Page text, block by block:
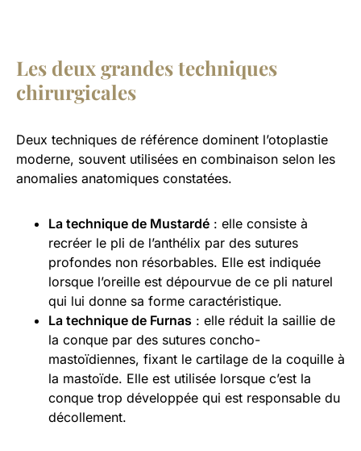
Les deux grandes techniques
chirurgicales
Deux techniques de référence dominent l’otoplastie
moderne, souvent utilisées en combinaison selon les
anomalies anatomiques constatées.
La technique de Mustardé : elle consiste à
recréer le pli de l’anthélix par des sutures
profondes non résorbables. Elle est indiquée
lorsque l’oreille est dépourvue de ce pli naturel
qui lui donne sa forme caractéristique.
La technique de Furnas : elle réduit la saillie de
la conque par des sutures concho-
mastoïdiennes, fixant le cartilage de la coquille à
la mastoïde. Elle est utilisée lorsque c’est la
conque trop développée qui est responsable du
décollement.